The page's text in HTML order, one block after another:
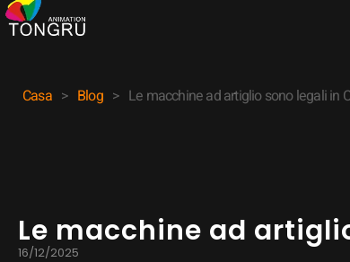
Casa > Blog > Le macchine ad artiglio sono legali in
Le macchine ad
16/12/2025